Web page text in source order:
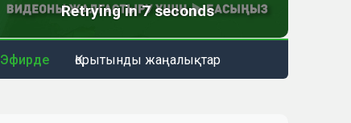
Эфирде Қорытынды жаңалықтар